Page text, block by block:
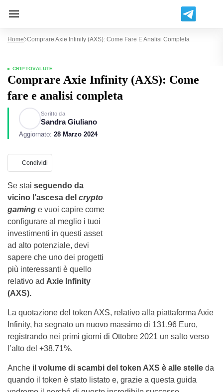
Home Comprare Axie Infinity (AXS): Come Fare E Analisi Completa
CRIPTOVALUTE
Comprare Axie Infinity (AXS): Come
fare e analisi completa
Scritto da
Sandra Giuliano
Aggiornato: 28 Marzo 2024
Condividi
Se stai seguendo da
vicino l’ascesa del crypto
gaming e vuoi capire come
configurare al meglio i tuoi
investimenti in questi asset
ad alto potenziale, devi
sapere che uno dei progetti
più interessanti è quello
relativo ad Axie Infinity
(AXS).
La quotazione del token AXS, relativo alla piattaforma Axie
Infinity, ha segnato un nuovo massimo di 131,96 Euro,
registrando nei primi giorni di Ottobre 2021 un salto verso
l’alto del +38,71%.
Anche il volume di scambi del token AXS è alle stelle da
quando il token è stato listato e, grazie a questa guida